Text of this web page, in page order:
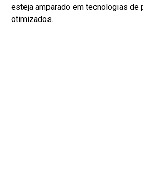
esteja amparado em tecnologias de
otimizados.